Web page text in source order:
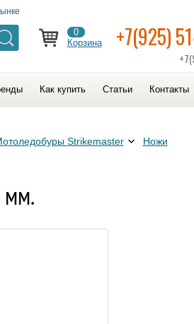
0
Корзина
+7(925)
Как купить Статьи Контакты
Strikemaster
Ножи
мм.